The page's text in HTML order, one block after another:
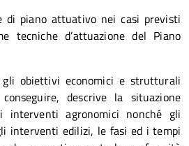
di piano attuativo nei casi previsti
tecniche d’attuazione del Piano
gli obiettivi economici e strutturali
descrive la situazione
agronomici nonché gli
interventi edilizi, le fasi ed i tempi